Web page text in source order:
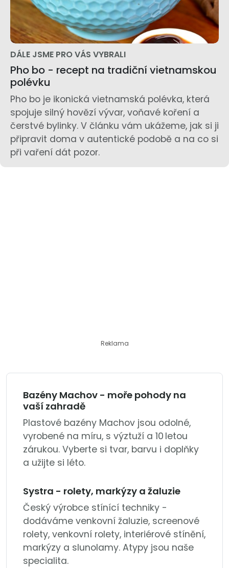
DÁLE JSME PRO VÁS VYBRALI
Pho bo - recept na tradiční vietnamskou
polévku
Pho bo je ikonická vietnamská polévka, která
spojuje silný hovězí vývar, voňavé koření a
čerstvé bylinky. V článku vám ukážeme, jak si ji
připravit doma v autentické podobě a na co si
při vaření dát pozor.
Reklama
Bazény Machov - moře pohody na
vaší zahradě
Plastové bazény Machov jsou odolné,
vyrobené na míru, s výztuží a 10 letou
zárukou. Vyberte si tvar, barvu i doplňky
a užijte si léto.
Systra - rolety, markýzy a žaluzie
Český výrobce stínící techniky -
dodáváme venkovní žaluzie, screenové
rolety, venkovní rolety, interiérové stínění,
markýzy a slunolamy. Atypy jsou naše
specialita.